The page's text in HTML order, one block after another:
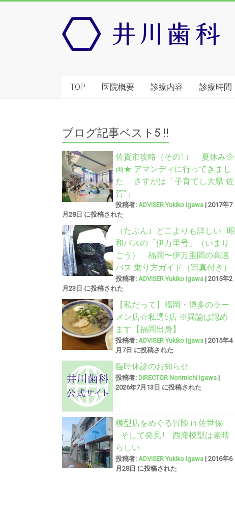
TOP 医院概要 診療内容 診療時間
ブログ記事ベスト5 !!
佐賀市攻略（その1） 夏休み企
画★ アマンディに行ってきまし
た さすがは「子育てし大県”佐
賀”」
投稿者: ADVISER Yukiko Igawa | 2017年7
月28日 に投稿された
（たぶん）どこよりも詳しい‼︎ 昭
和バスの「伊万里号」（いまり
ごう） 福岡〜伊万里間の高速
バス 乗り方ガイド（写真付き）
投稿者: ADVISER Yukiko Igawa | 2015年2
月23日 に投稿された
【私だって】福岡・博多のラー
メン店☆私選5店 ※異論は認め
ます【福岡出身】
投稿者: ADVISER Yukiko Igawa | 2015年4
月7日 に投稿された
臨時休診のお知らせ
投稿者: DIRECTOR Norimichi Igawa |
2026年7月13日 に投稿された
模型店をめぐる冒険 in 佐世保
…そして発見!! 西海模型は素晴
らしい
投稿者: ADVISER Yukiko Igawa | 2016年6
月28日 に投稿された